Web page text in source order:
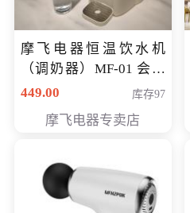
摩飞电器恒温饮水机
（调奶器）MF-01 会员
专享价366元
449.00 库存97
摩飞电器专卖店